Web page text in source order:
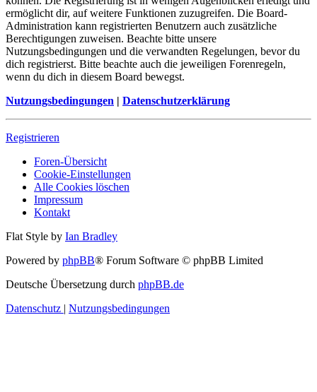
ermöglicht dir, auf weitere Funktionen zuzugreifen. Die Board-
Administration kann registrierten Benutzern auch zusätzliche
Berechtigungen zuweisen. Beachte bitte unsere
Nutzungsbedingungen und die verwandten Regelungen, bevor du
dich registrierst. Bitte beachte auch die jeweiligen Forenregeln,
wenn du dich in diesem Board bewegst.
Nutzungsbedingungen | Datenschutzerklärung
Registrieren
Foren-Übersicht
Cookie-Einstellungen
Alle Cookies löschen
Impressum
Kontakt
Flat Style by Ian Bradley
Powered by phpBB® Forum Software © phpBB Limited
Deutsche Übersetzung durch phpBB.de
Datenschutz | Nutzungsbedingungen